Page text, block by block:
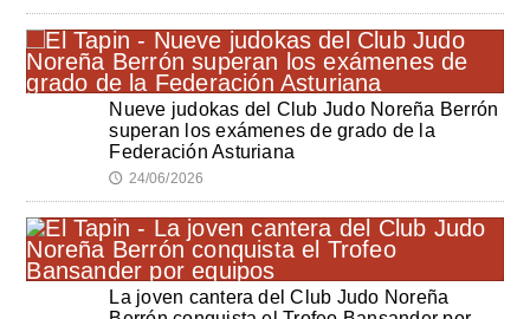
Nueve judokas del Club Judo Noreña Berrón
superan los exámenes de grado de la
Federación Asturiana
🕔 24/06/2026
La joven cantera del Club Judo Noreña